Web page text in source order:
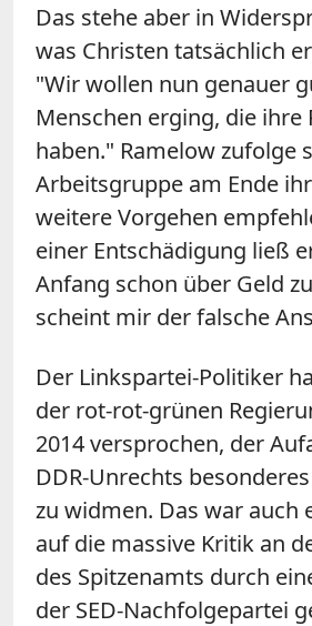
Das stehe aber in
was Christen tatsächlich
"Wir wollen nun genauer
Menschen erging, die ihre
haben." Ramelow zufolge
Arbeitsgruppe am Ende
weitere Vorgehen
einer Entschädigung ließ
Anfang schon über Geld
scheint mir der falsche
Der Linkspartei-Politiker
der rot-rot-grünen
2014 versprochen, der
DDR-Unrechts
zu widmen. Das war auch
auf die massive Kritik an
des Spitzenamts durch
der SED-Nachfolgepartei